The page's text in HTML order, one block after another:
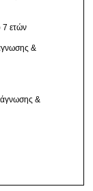
ετών
&
&